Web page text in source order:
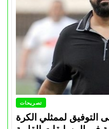
تصريحات
لممثلي الكرة